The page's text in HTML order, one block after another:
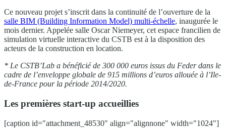
Ce nouveau projet s’inscrit dans la continuité de l’ouverture de la
salle BIM (Building Information Model) multi-échelle, inaugurée le
mois dernier. Appelée salle Oscar Niemeyer, cet espace francilien de
simulation virtuelle interactive du CSTB est à la disposition des
acteurs de la construction en location.
* Le CSTB’Lab a bénéficié de 300 000 euros issus du Feder dans le
cadre de l’enveloppe globale de 915 millions d’euros allouée à l’Ile-
de-France pour la période 2014/2020.
Les premières start-up accueillies
[caption id="attachment_48530" align="alignnone" width="1024"]